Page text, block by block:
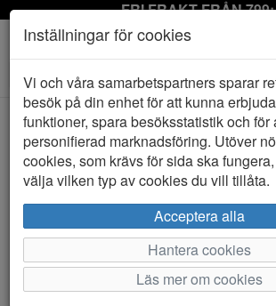
FRI FRAKT FRÅN
Toggle
navigation
HEM CAPRICE
Inställningar för cookies
Vi och våra samarbetspartners sparar
besök på din enhet för att kunna
funktioner, spara besöksstatistik och för
personifierad marknadsföring. Utöver
cookies, som krävs för sida ska
välja vilken typ av cookies du vill tillåta.
Acceptera alla
Hantera cookies
Läs mer om cookies